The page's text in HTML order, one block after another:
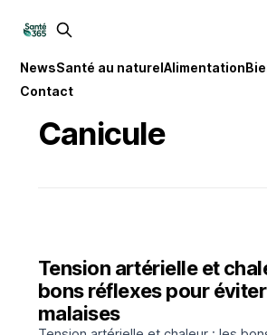
NewsSanté au naturelAlimentation
Contact
Canicule
Tension artérielle et
bons réflexes pour
malaises